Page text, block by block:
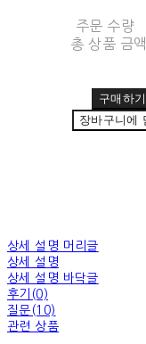
주문 수량
총 상품 금액
구매하기
장바구니에
상세 설명 머리글
상세 설명
상세 설명 바닥글
후기(0)
질문(10)
관련 상품